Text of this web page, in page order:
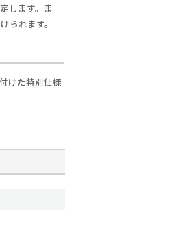
します。ま
られます。
けた特別仕様